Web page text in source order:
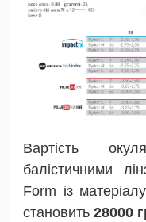
Вартість
балістичними
Form із
становить 28000